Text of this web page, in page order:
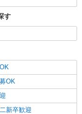
す
OK
新卒歓迎